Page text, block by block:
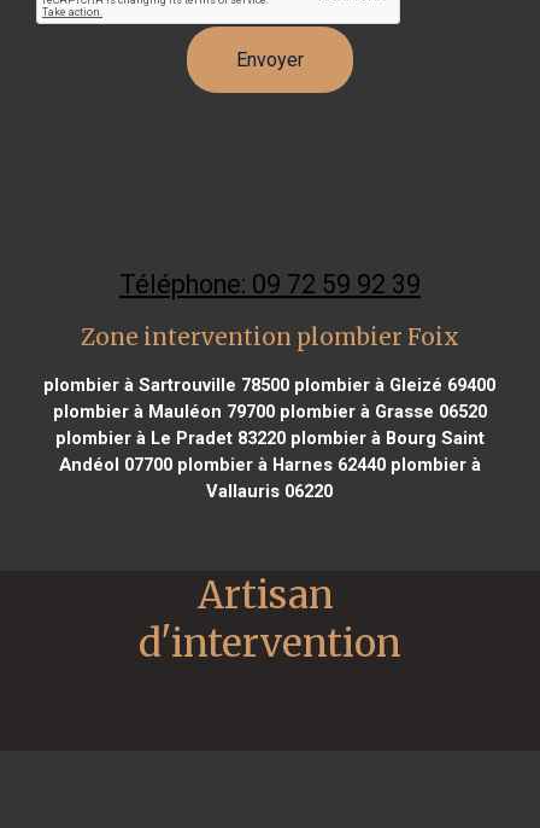
Téléphone: 09 72 59 92 39
Zone intervention plombier Foix
plombier à Sartrouville 78500 plombier à Gleizé 69400
plombier à Mauléon 79700plombier à Grasse 06520
plombier à Le Pradet 83220plombier à Bourg Saint
Andéol 07700plombier à Harnes 62440plombier à
Vallauris 06220
Artisan
d'intervention